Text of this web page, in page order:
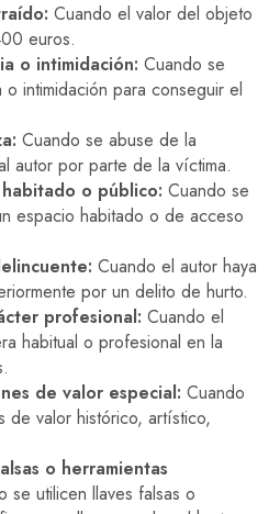
Cuando el valor del objeto
euros.
o intimidación: Cuando se
intimidación para conseguir el
Cuando se abuse de la
autor por parte de la víctima.
o público: Cuando se
espacio habitado o de acceso
Cuando el autor haya
por un delito de hurto.
profesional: Cuando el
habitual o profesional en la
de valor especial: Cuando
de valor histórico, artístico,
o herramientas
se utilicen llaves falsas o